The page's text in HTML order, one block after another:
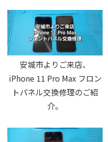
安城市よりご来店、
iPhone 11 Pro Max フロン
トパネル交換修理のご紹
介。